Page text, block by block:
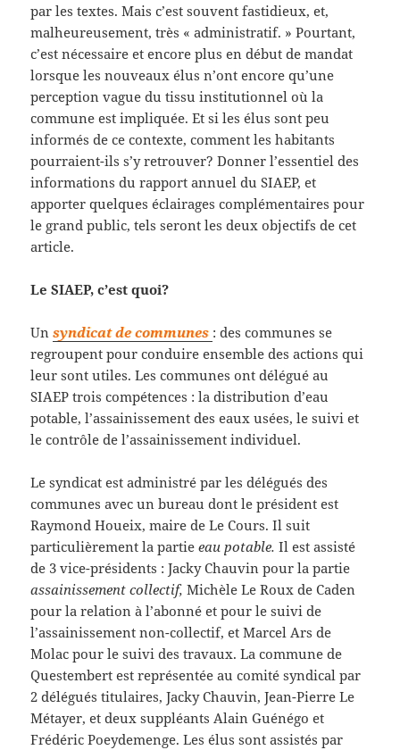
par les textes. Mais c’est souvent fastidieux, et,
malheureusement, très « administratif. » Pourtant,
c’est nécessaire et encore plus en début de mandat
lorsque les nouveaux élus n’ont encore qu’une
perception vague du tissu institutionnel où la
commune est impliquée. Et si les élus sont peu
informés de ce contexte, comment les habitants
pourraient-ils s’y retrouver? Donner l’essentiel des
informations du rapport annuel du SIAEP, et
apporter quelques éclairages complémentaires pour
le grand public, tels seront les deux objectifs de cet
article.
Le SIAEP, c’est quoi?
Unsyndicat de communes : des communes se
regroupent pour conduire ensemble des actions qui
leur sont utiles. Les communes ont délégué au
SIAEP trois compétences : la distribution d’eau
potable, l’assainissement des eaux usées, le suivi et
le contrôle de l’assainissement individuel.
Le syndicat est administré par les délégués des
communes avec un bureau dont le président est
Raymond Houeix, maire de Le Cours. Il suit
particulièrement la partieeau potable. Il est assisté
de 3 vice-présidents : Jacky Chauvin pour la partie
assainissement collectif, Michèle Le Roux de Caden
pour la relation à l’abonné et pour le suivi de
l’assainissement non-collectif, et Marcel Ars de
Molac pour le suivi des travaux. La commune de
Questembert est représentée au comité syndical par
2 délégués titulaires, Jacky Chauvin, Jean-Pierre Le
Métayer, et deux suppléants Alain Guénégo et
Frédéric Poeydemenge. Les élus sont assistés par